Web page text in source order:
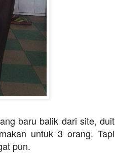
baru balik dari site, duit
untuk 3 orang. Tapi
pun.